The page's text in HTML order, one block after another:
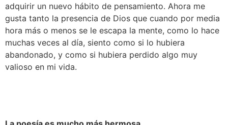
adquirir un nuevo hábito de pensamiento. Ahora me
gusta tanto la presencia de Dios que cuando por media
hora más o menos se le escapa la mente, como lo hace
muchas veces al día, siento como si lo hubiera
abandonado, y como si hubiera perdido algo muy
valioso en mi vida.